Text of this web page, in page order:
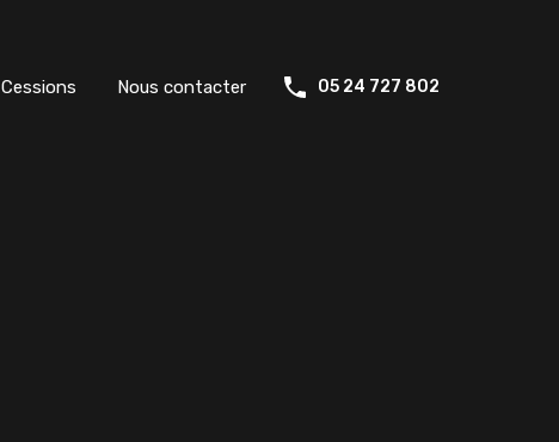
Cessions Nous contacter 05 24 727 802